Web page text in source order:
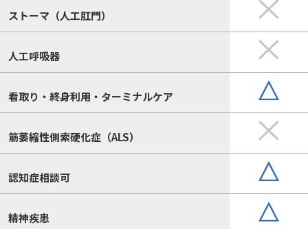
ストーマ（人工肛門）
人工呼吸器
看取り・終身利用・ターミナルケア
筋萎縮性側索硬化症（ALS）
認知症相談可
精神疾患